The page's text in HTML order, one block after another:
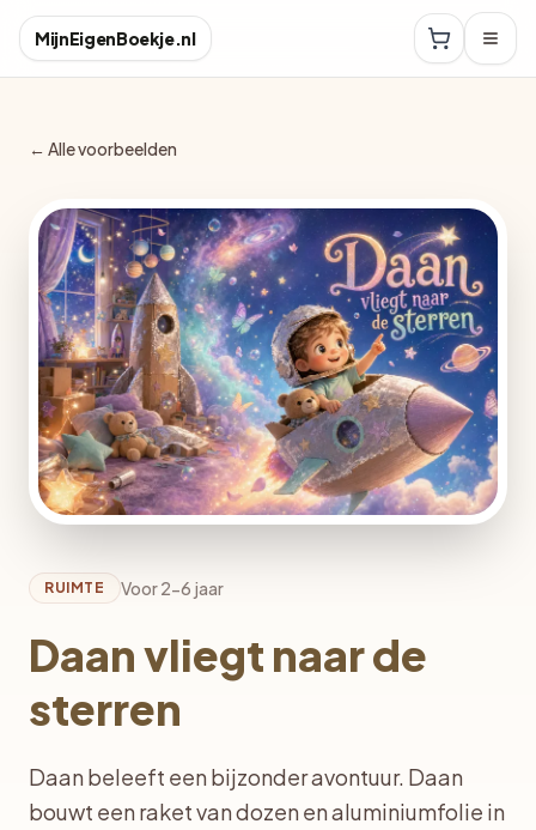
MijnEigenBoekje.nl
← Alle voorbeelden
RUIMTE Voor 2-6 jaar
Daan vliegt naar de
sterren
Daan beleeft een bijzonder avontuur. Daan
bouwt een raket van dozen en aluminiumfolie in